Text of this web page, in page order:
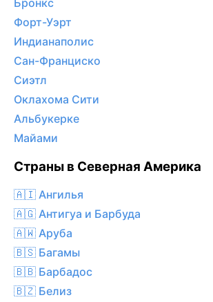
Бронкс
Форт-Уэрт
Индианаполис
Сан-Франциско
Сиэтл
Оклахома Сити
Альбукерке
Майами
Страны в Северная Америка
🇦🇮 Ангилья
🇦🇬 Антигуа и Барбуда
🇦🇼 Аруба
🇧🇸 Багамы
🇧🇧 Барбадос
🇧🇿 Белиз